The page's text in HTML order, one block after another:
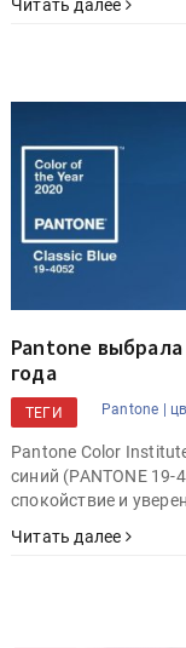
Читать далее
Pantone
года
ТЕГИ Pantone |
Pantone Color
синий (PANTONE
спокойствие и
Читать далее